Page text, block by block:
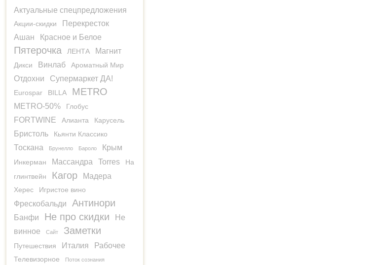
Актуальные спецпредложения
Акции-скидки
Перекресток
Ашан
Красное и Белое
Пятерочка ЛЕНТА Магнит
Дикси Винлаб Ароматный Мир
Отдохни Супермаркет ДА!
Eurospar BILLA METRO
METRO-50% Глобус
FORTWINE Алианта Карусель
Бристоль Кьянти Классико
Тоскана Брунелло Бароло Крым
Инкерман Массандра Torres
На
глинтвейн
Кагор Мадера
Херес Игристое вино
Фрескобальди Антинори
Банфи Не про скидки
Не
винное
Сайт Заметки
Путешествия Италия Рабочее
Телевизорное Поток сознания